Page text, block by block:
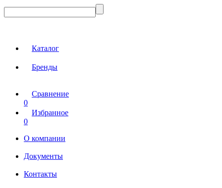
Каталог
Бренды
Сравнение
0
Избранное
0
О компании
Документы
Контакты